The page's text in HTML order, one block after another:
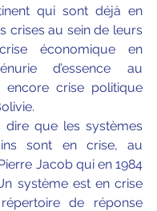
qui sont déjà en
crises au sein de leurs
économique en
d’essence au
encore crise politique
que les systèmes
sont en crise, au
Jacob qui en 1984
système est en crise
de réponse